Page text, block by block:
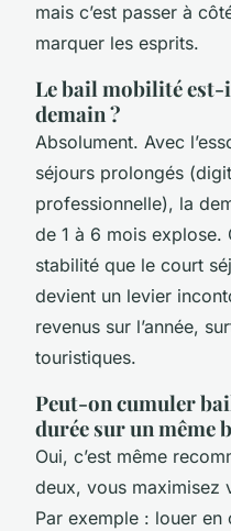
mais c’est passer à
marquer les esprits.
Le bail mobilité est-
demain ?
Absolument. Avec
séjours prolongés
professionnelle), la
de 1 à 6 mois
stabilité que le court
devient un levier
revenus sur l’année,
touristiques.
Peut-on cumuler
durée sur un même
Oui, c’est même
deux, vous maximisez
Par exemple : louer en